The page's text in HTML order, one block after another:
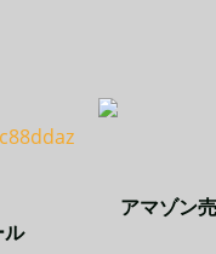
ル
アマゾン